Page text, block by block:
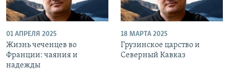
01 АПРЕЛЯ 2025
Жизнь чеченцев во
Франции: чаяния и
надежды
18 МАРТА 2025
Грузинское царство и
Северный Кавказ